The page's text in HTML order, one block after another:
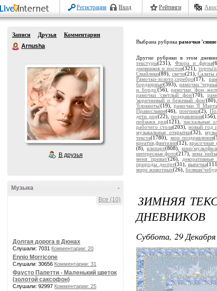
Регистрация Вход Рейтинги
Записи Друзья
Комментарии
Arnusha
В друзья
-
Музыка
Все (10)
Долгая дорога в Дюнах
Слушали: 7031 Комментарии: 20
Ennio Morricone
Слушали: 30656 Комментарии: 31
Фаусто Папетти - Маленький цветок
(золотой саксофон)
Слушали: 92997 Комментарии: 25
Выбрана рубрика рамочки
Другие рубрики в этом
текстуры(231), Флора и фауна
дневников и постов(321),
Смайлики(89), свечи(21),Салаты
Рамочки-золото,серебро(17),
бордюрные(393), рамочки
и бордо'(56),рамочки 'фон
рамочки 'светлый фон'(70),
'коричневый и бежевый фон'
'блокноты'(19),рамочки '8
Православие(46),пончики(2),
дети png(22),поздравления
пейзажи png(121), пасхальные
рабочего стола(203),новый год
музыкальные открытки(32),
текста(1780), мои поздравления
креатив,фантазии(12),красочные
(8), клипарт(808),
интересные фото(217),зима
меня 'приват'(26),
декоративные
природы десерт(31),выпечка
мире животных(26),
ЗИМНЯЯ
ДНЕВНИКОВ
Суббота, 29